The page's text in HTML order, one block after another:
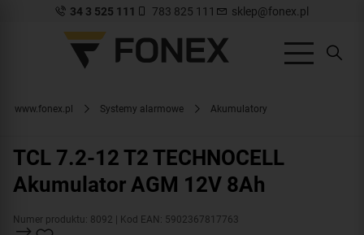
34 3 525 111 783 825 111 sklep@fonex.pl
www.fonex.pl Systemy alarmowe Akumulatory
TCL 7.2-12 T2 TECHNOCELL
Akumulator AGM 12V 8Ah
Numer produktu: 8092 | Kod EAN: 5902367817763